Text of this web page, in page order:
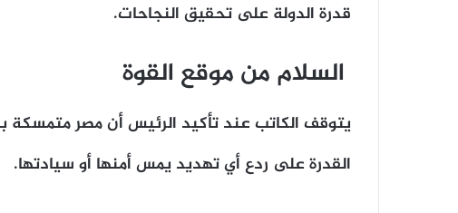
قدرة الدولة على تحقيق النجاحات.
السلام من موقع القوة
يتوقف الكاتب عند تأكيد الرئيس أن مصر متمسكة
القدرة على ردع أي تهديد يمس أمنها أو سيادتها.